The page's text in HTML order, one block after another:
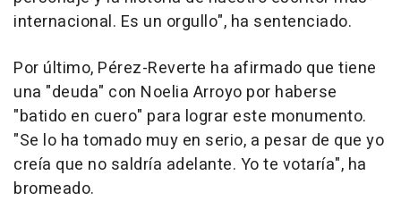
internacional. Es un orgullo", ha sentenciado.
Por último, Pérez-Reverte ha afirmado que tiene
una "deuda" con Noelia Arroyo por haberse
"batido en cuero" para lograr este monumento.
"Se lo ha tomado muy en serio, a pesar de que yo
creía que no saldría adelante. Yo te votaría", ha
bromeado.